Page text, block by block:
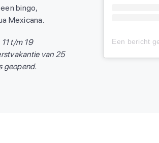
bingo,
Mexicana.
t/m 19
van 25
geopend.